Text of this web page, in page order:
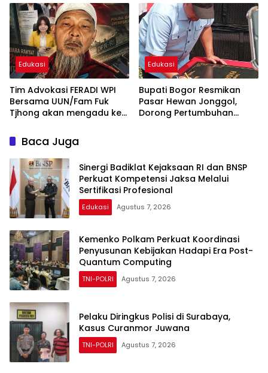
Polri, Hingga saat ini
terduga Dalang Penculikan
UUN diduga belum
tersentuh Hukum
Edukasi
Tim Advokasi FERADI WPI
Bersama UUN/Fam Fuk
Tjhong akan mengadu ke
Kompolnas, Mohon
keadilan untuk Korban
Penculikan dan
Pengroyokan
Edukasi
Bupati Bogor Resmikan
Pasar Hewan Jonggol,
Dorong Pertumbuhan
Baca Juga
Sinergi Badiklat Kejaksaan RI dan BNSP
Perkuat Kompetensi Jaksa Melalui
Sertifikasi Profesional
Edukasi Agustus 7, 2026
Kemenko Polkam Perkuat Koordinasi
Penyusunan Kebijakan Hadapi Era Post-
Quantum Computing
TNI-POLRI Agustus 7, 2026
Pelaku Diringkus Polisi di Surabaya,
Kasus Curanmor Juwana
TNI-POLRI Agustus 7, 2026